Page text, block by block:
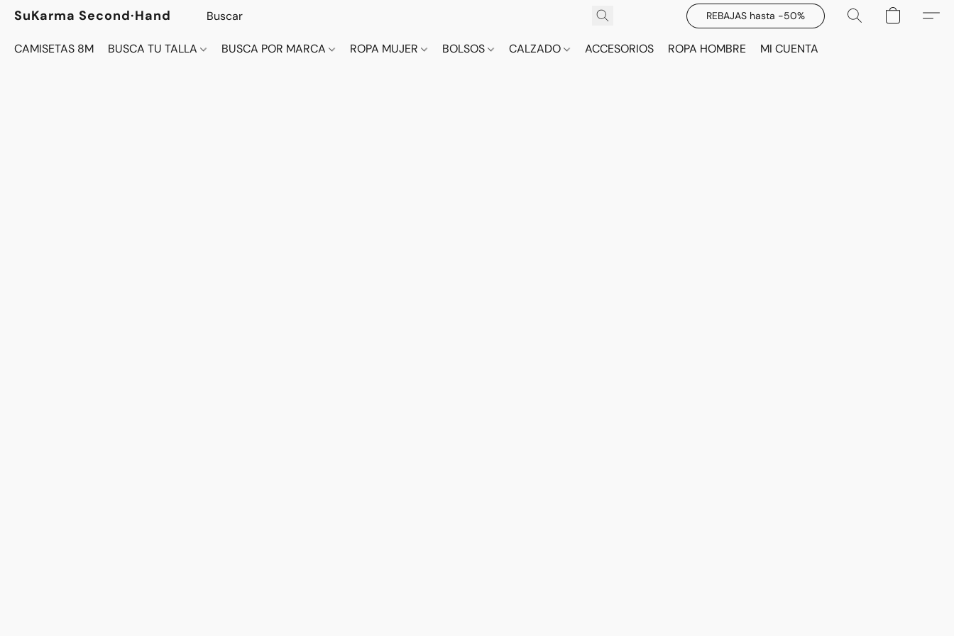
SuKarma Second·Hand REBAJAS hasta -50%
CAMISETAS 8M BUSCA TU TALLA BUSCA POR MARCA ROPA MUJER BOLSOS CALZADO ACCESORIOS ROPA HOMBRE MI CUENTA